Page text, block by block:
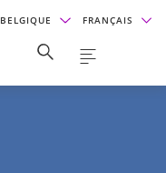
BELGIQUE FRANÇAIS